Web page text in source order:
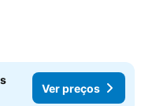
Ver preços